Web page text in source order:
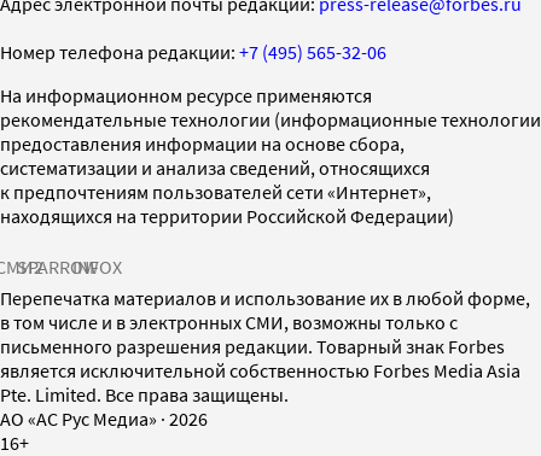
Номер телефона редакции: +7 (495) 565-32-06
На информационном ресурсе применяются
рекомендательные технологии (информационные технологии
предоставления информации на основе сбора,
систематизации и анализа сведений, относящихся
к предпочтениям пользователей сети «Интернет»,
находящихся на территории Российской Федерации)
SPARROWINFOX
Перепечатка материалов и использование их в любой форме,
в том числе и в электронных СМИ, возможны только с
письменного разрешения редакции. Товарный знак Forbes
является исключительной собственностью Forbes Media Asia
Pte. Limited. Все права защищены.
AO «АС Рус Медиа» · 2026
16+